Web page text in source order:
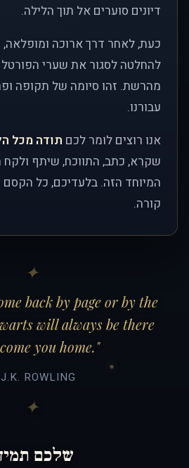
דיונים סוערים אל תוך הלילה.
כעת, לאחר דרך ארוכה ומופלאה,
להחלטה לסגור את שערי
מהרשת. זהו סיומה של תקופה
עבורנו.
אנו רוצים לומר לכם תודה מכל
שקרא, כתב, התווכח, שיתף ולקח
המיוחד הזה. בלעדיכם, כל
קורה.
back by page or by the
will always be there
you home."
ROWLING
שלכם